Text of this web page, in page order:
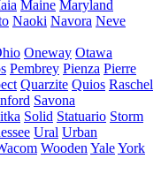
Maine Maryland
Naoki Navora Neve
Oneway Otawa
Pembrey Pienza Pierre
Quarzite Quios Raschel
Savona
Solid Statuario Storm
Ural Urban
Wooden YaleYork